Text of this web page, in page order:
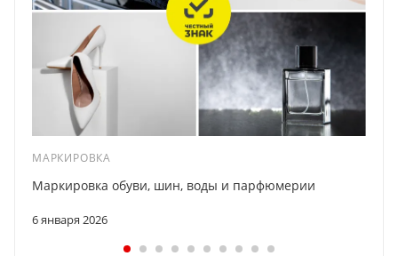
МАРКИРОВКА
6 января 2026
Маркировка обуви, шин, воды и парфюмерии